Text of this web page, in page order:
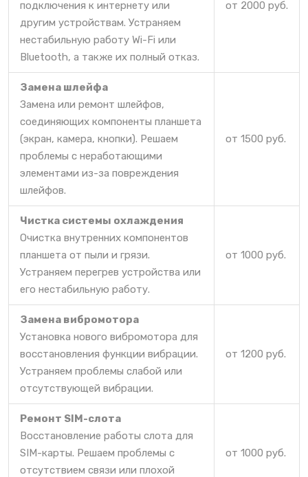
подключения к интернету или
другим устройствам. Устраняем
нестабильную работу Wi-Fi или
Bluetooth, а также их полный отказ.
от 2000 руб.
Замена шлейфа
Замена или ремонт шлейфов,
соединяющих компоненты планшета
(экран, камера, кнопки). Решаем
проблемы с неработающими
элементами из-за повреждения
шлейфов.
от 1500 руб.
Чистка системы охлаждения
Очистка внутренних компонентов
планшета от пыли и грязи.
Устраняем перегрев устройства или
его нестабильную работу.
от 1000 руб.
Замена вибромотора
Установка нового вибромотора для
восстановления функции вибрации.
Устраняем проблемы слабой или
отсутствующей вибрации.
от 1200 руб.
Ремонт SIM-слота
Восстановление работы слота для
SIM-карты. Решаем проблемы с
отсутствием связи или плохой
от 1000 руб.